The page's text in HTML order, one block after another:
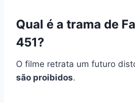
Qual é a trama de
451?
O filme retrata um futuro
são proibidos.